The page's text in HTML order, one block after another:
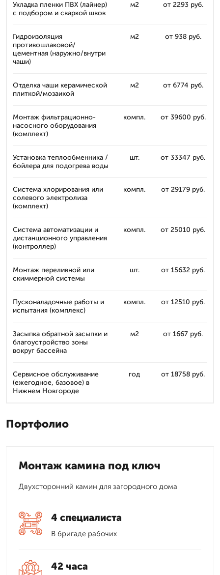
Укладка пленки ПВХ (лайнер)
с подбором и сваркой швов
м2 от 2293 руб.
Гидроизоляция
противошлаковой/
цементная (наружно/внутри
чаши)
м2 от 938 руб.
Отделка чаши керамической
плиткой/мозаикой
м2 от 6774 руб.
Монтаж фильтрационно-
насосного оборудования
(комплект)
компл. от 39600 руб.
Установка теплообменника /
бойлера для подогрева воды
шт. от 33347 руб.
Система хлорирования или
солевого электролиза
(комплект)
компл. от 29179 руб.
Система автоматизации и
дистанционного управления
(контроллер)
компл. от 25010 руб.
Монтаж переливной или
скиммерной системы
шт. от 15632 руб.
Пусконаладочные работы и
испытания (комплекс)
компл. от 12510 руб.
Засыпка обратной засыпки и
благоустройство зоны
вокруг бассейна
м2 от 1667 руб.
Сервисное обслуживание
(ежегодное, базовое) в
Нижнем Новгороде
год от 18758 руб.
Портфолио
Монтаж камина под ключ
Двухсторонний камин для загородного дома
4 специалиста
В бригаде рабочих
42 часа